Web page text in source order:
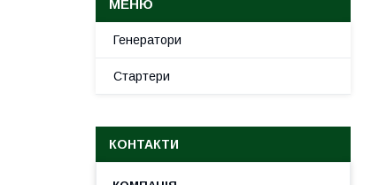
Генератори
Стартери
КОНТАКТИ